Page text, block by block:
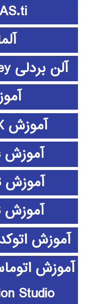
آلن بردلی Allen bradley
آموزش 3D MAX
آموزش abaqus
آموزش ANSYS
آموزش ArcGIS
آموزش اتوکد AUTOCAD
آموزش
Studio